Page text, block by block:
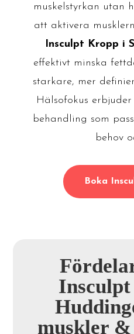
muskelstyrkan utan
att aktivera
Insculpt Kropp i
effektivt minska
starkare, mer
Hälsofokus
behandling som
behov
Boka
muskler